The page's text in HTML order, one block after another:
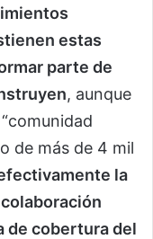
estas
parte de
, aunque
de más de 4 mil
la
de cobertura del